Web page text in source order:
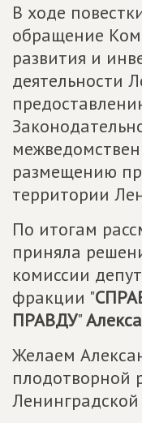
В ходе
обращение
развития и
деятельности
размещению
территории
По итогам
приняла
комиссии
фракции "
ПРАВДУ"
Желаем
плодотворной